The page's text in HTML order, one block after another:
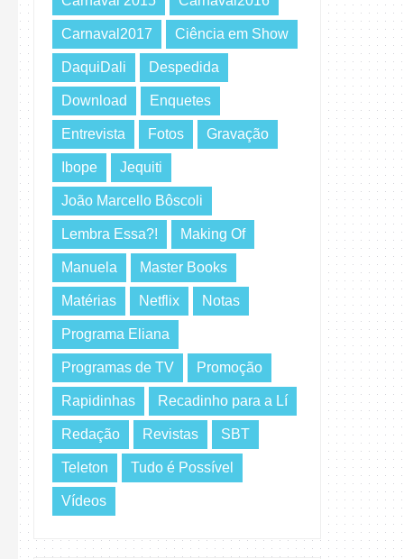
Carnaval2017 Ciência em Show
DaquiDali Despedida
Download Enquetes
Entrevista Fotos Gravação
Ibope Jequiti
João Marcello Bôscoli
Lembra Essa?! Making Of
Manuela Master Books
Matérias Netflix Notas
Programa Eliana
Programas de TV Promoção
Rapidinhas Recadinho para a Lí
Redação Revistas SBT
Teleton Tudo é Possível
Vídeos